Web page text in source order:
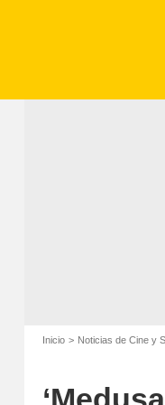
Inicio Noticias de Cine y